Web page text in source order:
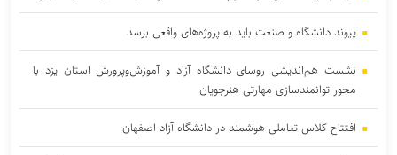
پیوند دانشگاه و صنعت باید به پروژه‌های واقعی برسد
نشست هم‌اندیشی روسای دانشگاه آزاد و آموزش‌وپرورش استان یزد با
محور توانمندسازی مهارتی هنرجویان
افتتاح کلاس تعاملی هوشمند در دانشگاه آزاد اصفهان